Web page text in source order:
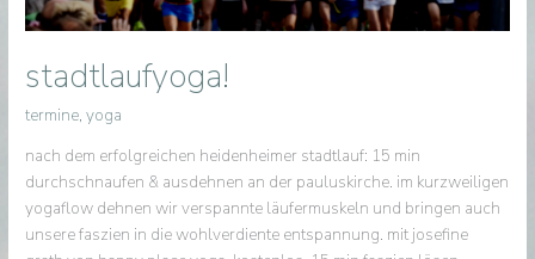
stadtlaufyoga!
termine,yoga
nach dem erfolgreichen heidenheimer stadtlauf: 15 min
durchschnaufen & ausdehnen an der pauluskirche. im kurzweiligen
yogaflow dehnen wir verspannte läufermuskeln und bringen auch
unsere faszien in die wohlverdiente entspannung. mit josefine